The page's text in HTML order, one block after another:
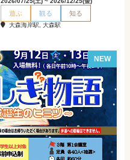
遊ぶ 観る 知る
大森海岸駅, 大森駅
NEW